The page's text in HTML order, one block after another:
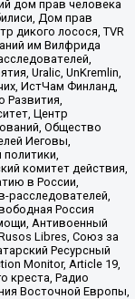
дом прав человека
Дом прав
дикого лосося, TVR
им Вилфрида
Uralic, UnKremlin,
ИстЧам Финланд,
Развития,
Центр
Общество
Иеговы,
комитет действия,
в России,
расследователей,
Россия
Антивоенный
Libres, Союз за
Ресурсный
Monitor, Article 19,
креста, Радио
Восточной Европы,